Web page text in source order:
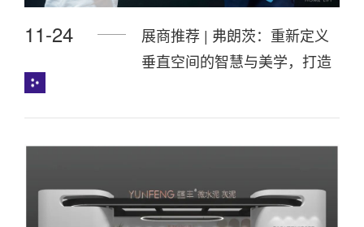
11-24
展商推荐 | 弗朗茨：重新定义
垂直空间的智慧与美学，打造